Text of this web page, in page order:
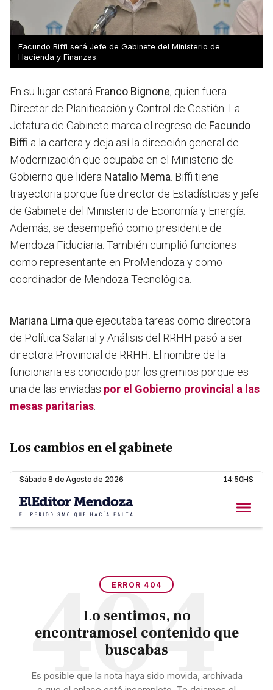
Facundo Biffi será Jefe de Gabinete del Ministerio de
Hacienda y Finanzas.
En su lugar estará Franco Bignone, quien fuera
Director de Planificación y Control de Gestión. La
Jefatura de Gabinete marca el regreso de Facundo
Biffi a la cartera y deja así la dirección general de
Modernización que ocupaba en el Ministerio de
Gobierno que lidera Natalio Mema . Biffi tiene
trayectoria porque fue director de Estadísticas y jefe
de Gabinete del Ministerio de Economía y Energía.
Además, se desempeñó como presidente de
Mendoza Fiduciaria. También cumplió funciones
como representante en ProMendoza y como
coordinador de Mendoza Tecnológica.
Mariana Lima que ejecutaba tareas como directora
de Política Salarial y Análisis del RRHH pasó a ser
directora Provincial de RRHH. El nombre de la
funcionaria es conocido por los gremios porque es
una de las enviadas por el Gobierno provincial a las
mesas paritarias
Los cambios en el gabinete